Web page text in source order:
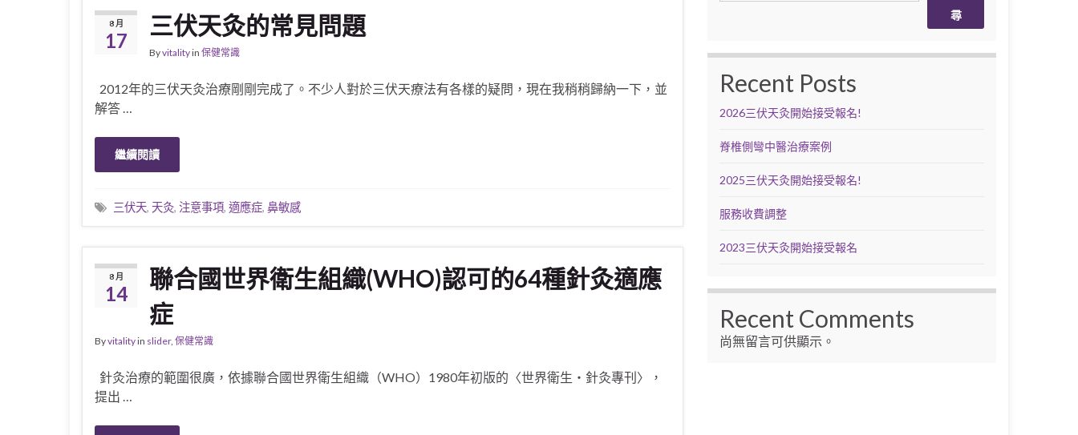
8 月
17
三伏天灸的常見問題
Byvitalityin 保健常識
2012年的三伏天灸治療剛剛完成了。不少人對於三伏天療法有各樣的疑問，現在我稍稍歸納一下，並
解答 …
繼續閱讀
三伏天, 天灸, 注意事項, 適應症, 鼻敏感
8 月
14
聯合國世界衛生組織(WHO)認可的64種針灸適應
症
Byvitalityin slider, 保健常識
針灸治療的範圍很廣，依據聯合國世界衛生組織（WHO）1980年初版的〈世界衛生‧針灸專刊〉，
提出 …
尋
Recent Posts
2026三伏天灸開始接受報名!
脊椎側彎中醫治療案例
2025三伏天灸開始接受報名!
服務收費調整
2023三伏天灸開始接受報名
Recent Comments
尚無留言可供顯示。